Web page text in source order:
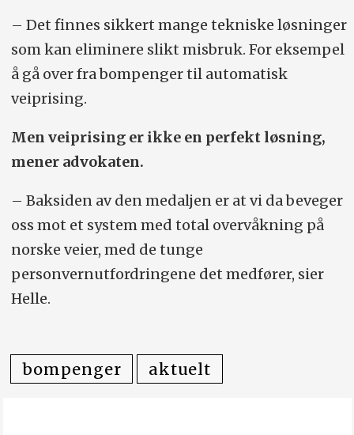
– Det finnes sikkert mange tekniske løsninger
som kan eliminere slikt misbruk. For eksempel
å gå over fra bompenger til automatisk
veiprising.
Men veiprising er ikke en perfekt løsning,
mener advokaten.
– Baksiden av den medaljen er at vi da beveger
oss mot et system med total overvåkning på
norske veier, med de tunge
personvernutfordringene det medfører, sier
Helle.
bompenger aktuelt